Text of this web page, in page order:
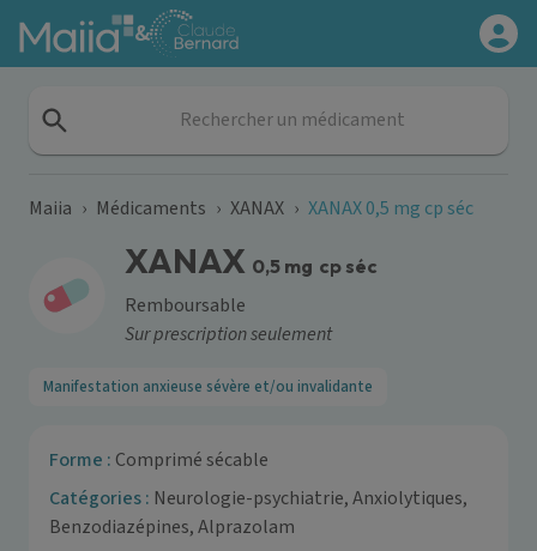
Aller au contenu principal
&
Rechercher un médicament
Maiia › Médicaments › XANAX › XANAX 0,5 mg cp séc
XANAX 0,5 mg cp séc
Remboursable
Sur prescription seulement
Manifestation anxieuse sévère et/ou invalidante
Forme : Comprimé sécable
Catégories : Neurologie-psychiatrie, Anxiolytiques,
Benzodiazépines, Alprazolam